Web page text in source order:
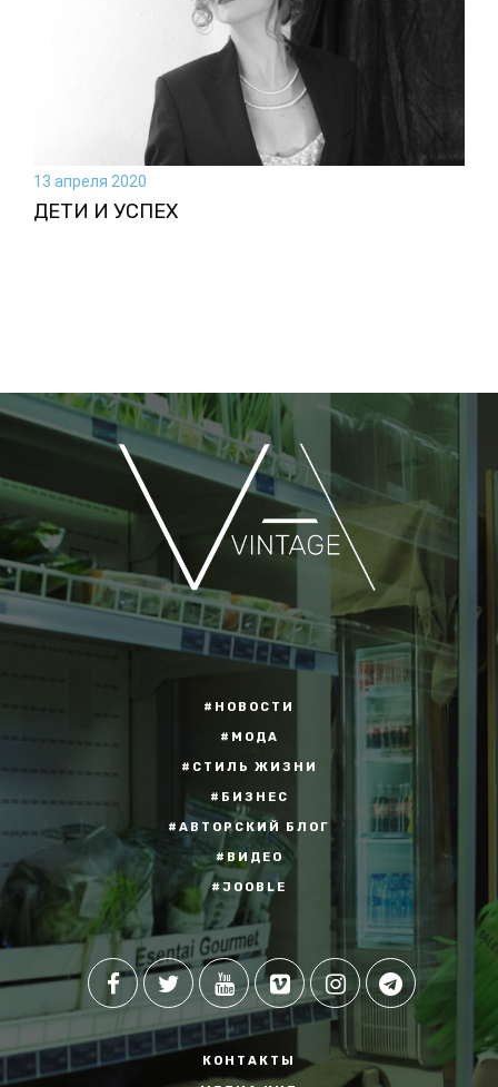
13 апреля 2020
ДЕТИ И УСПЕХ
#НОВОСТИ
#МОДА
#СТИЛЬ ЖИЗНИ
#БИЗНЕС
#АВТОРСКИЙ БЛОГ
#ВИДЕО
#JOOBLE
КОНТАКТЫ